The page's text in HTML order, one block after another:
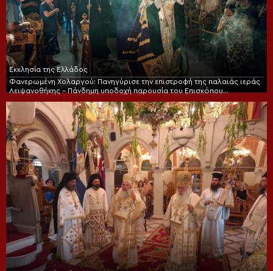
Εκκλησία της Ελλάδος
Φανερωμένη Χολαργού: Πανηγύρισε την επιστροφή της παλαιάς ιεράς
Λειψανοθήκης – Πάνδημη υποδοχή παρουσία του Επισκόπου